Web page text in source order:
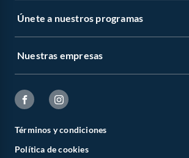
Únete a nuestros programas
Nuestras empresas
Términos y condiciones
Política de cookies